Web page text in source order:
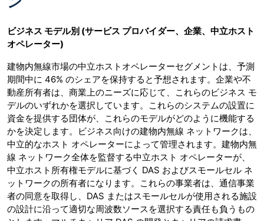
ビジネス モデル別 (サービス プロバイダー、企業、中立ホスト
オペレーター)
建物内無線市場の中立ホストオペレーターセグメントは、予測
期間中に 46% のシェアを保持すると予想されます。企業や不
動産所有者は、商業上のニーズに応じて、これらのビジネス モ
デルのいずれかを選択しています。これらのシステムの設置に
資金を提供する団体が、これらのモデルがどのように機能する
かを決定します。ビジネス向けの建物内無線 ネットワークは、
中立的なホスト オペレーターによって管理されます。建物内無
線 ネットワーク全体を監督する中立ホスト オペレーターが、
中立ホスト所有権モデルに基づく DAS およびスモールセル ネ
ットワークの所有者になります。これらの事業者は、通信事業
者の同意を取得し、DAS またはスモールセルが使用される施設
の設計に沿って適切な周波数ソースを選択する責任も負うもの